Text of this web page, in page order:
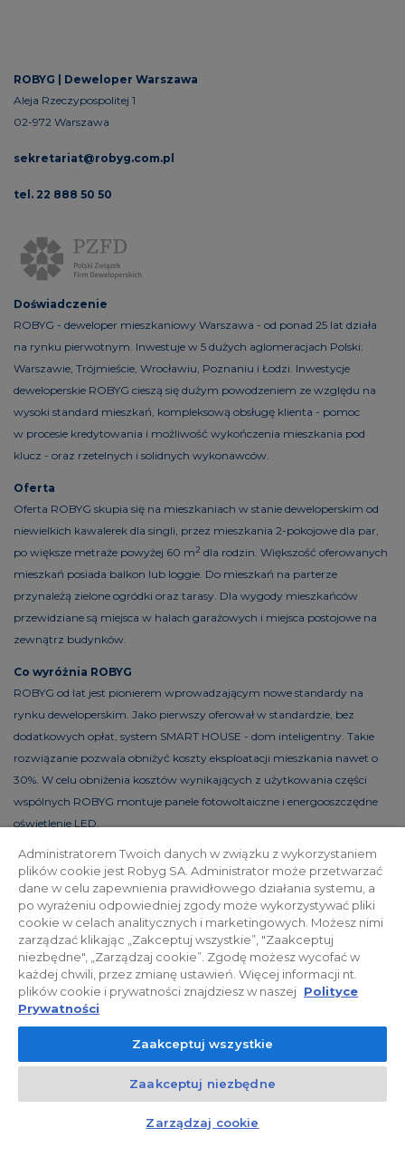
ROBYG | Deweloper Warszawa
Aleja Rzeczypospolitej 1
02-972 Warszawa
sekretariat@robyg.com.pl
tel. 22 888 50 50
Doświadczenie
ROBYG - deweloper mieszkaniowy Warszawa - od ponad 25 lat działa
na rynku pierwotnym. Inwestuje w 5 dużych aglomeracjach Polski:
Warszawie, Trójmieście, Wrocławiu, Poznaniu i Łodzi. Inwestycje
deweloperskie ROBYG cieszą się dużym powodzeniem ze względu na
wysoki standard mieszkań, kompleksową obsługę klienta - pomoc
w procesie kredytowania i możliwość wykończenia mieszkania pod
klucz - oraz rzetelnych i solidnych wykonawców.
Oferta
Oferta ROBYG skupia się na mieszkaniach w stanie deweloperskim od
niewielkich kawalerek dla singli, przez mieszkania 2-pokojowe dla par,
po większe metraże powyżej 60 m2 dla rodzin. Większość oferowanych
mieszkań posiada balkon lub loggie. Do mieszkań na parterze
przynależą zielone ogródki oraz tarasy. Dla wygody mieszkańców
przewidziane są miejsca w halach garażowych i miejsca postojowe na
zewnątrz budynków.
Co wyróżnia ROBYG
ROBYG od lat jest pionierem wprowadzającym nowe standardy na
rynku deweloperskim. Jako pierwszy oferował w standardzie, bez
dodatkowych opłat, system SMART HOUSE - dom inteligentny. Takie
rozwiązanie pozwala obniżyć koszty eksploatacji mieszkania nawet o
30%. W celu obniżenia kosztów wynikających z użytkowania części
wspólnych ROBYG montuje panele fotowoltaiczne i energooszczędne
oświetlenie LED.
Polityka prywatności Relacje inwestorskie
Facebook
© 2026 ROBYG. Wszystkie prawa zastrzeżone. Powyższa oferta i
przedstawione materiały graficzne mają charakter jedynie
informacyjny, nie mogą być traktowane jako ostateczne projekty
realizacyjne, nie stanowią również oferty handlowej w rozumieniu art.
66 §1 Kodeksu Cywilnego oraz innych właściwych przepisów prawnych.
Czat z doradcą
Administratorem Twoich danych w związku z wykorzystaniem
plików cookie jest Robyg SA. Administrator może przetwarzać
dane w celu zapewnienia prawidłowego działania systemu, a
po wyrażeniu odpowiedniej zgody może wykorzystywać pliki
cookie w celach analitycznych i marketingowych. Możesz nimi
zarządzać klikając „Zakceptuj wszystkie”, "Zaakceptuj
niezbędne", „Zarządzaj cookie”. Zgodę możesz wycofać w
każdej chwili, przez zmianę ustawień. Więcej informacji nt.
plików cookie i prywatności znajdziesz w naszej Polityce
Prywatności
Zaakceptuj wszystkie
Zaakceptuj niezbędne
Zarządzaj cookie